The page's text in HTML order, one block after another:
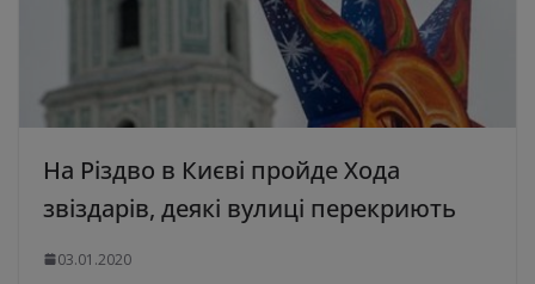
На Різдво в Києві пройде Хода
звіздарів, деякі вулиці перекриють
03.01.2020